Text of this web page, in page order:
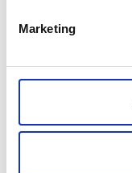
Marketing
45134 Uddevalla
0522 380 10
Hemsida:Till hemsida